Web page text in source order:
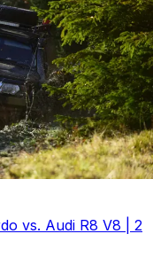
vs. Audi R8 V8 | 2